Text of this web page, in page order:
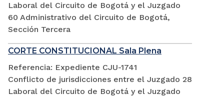
Laboral del Circuito de Bogotá y el Juzgado
60 Administrativo del Circuito de Bogotá,
Sección Tercera
CORTE CONSTITUCIONAL Sala Plena
Referencia: Expediente CJU-1741
Conflicto de jurisdicciones entre el Juzgado 28
Laboral del Circuito de Bogotá y el Juzgado